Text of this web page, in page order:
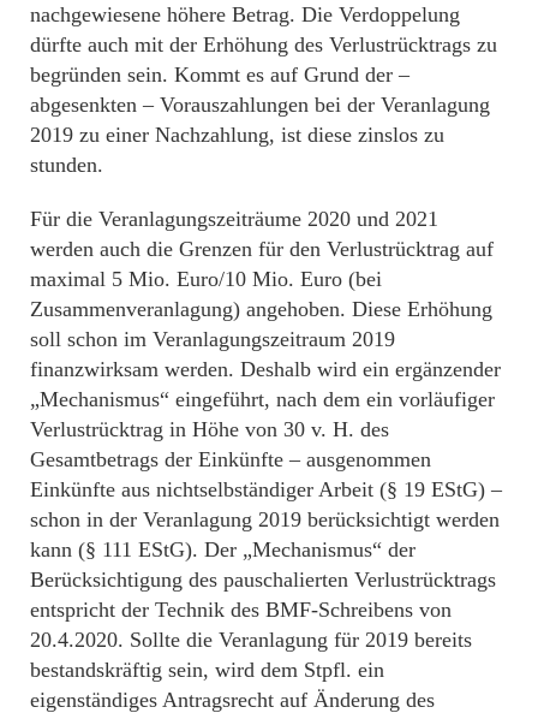
nachgewiesene höhere Betrag. Die Verdoppelung
dürfte auch mit der Erhöhung des Verlustrücktrags zu
begründen sein. Kommt es auf Grund der –
abgesenkten – Vorauszahlungen bei der Veranlagung
2019 zu einer Nachzahlung, ist diese zinslos zu
stunden.
Für die Veranlagungszeiträume 2020 und 2021
werden auch die Grenzen für den Verlustrücktrag auf
maximal 5 Mio. Euro/10 Mio. Euro (bei
Zusammenveranlagung) angehoben. Diese Erhöhung
soll schon im Veranlagungszeitraum 2019
finanzwirksam werden. Deshalb wird ein ergänzender
„Mechanismus“ eingeführt, nach dem ein vorläufiger
Verlustrücktrag in Höhe von 30 v. H. des
Gesamtbetrags der Einkünfte – ausgenommen
Einkünfte aus nichtselbständiger Arbeit (§ 19 EStG) –
schon in der Veranlagung 2019 berücksichtigt werden
kann (§ 111 EStG). Der „Mechanismus“ der
Berücksichtigung des pauschalierten Verlustrücktrags
entspricht der Technik des BMF-Schreibens von
20.4.2020. Sollte die Veranlagung für 2019 bereits
bestandskräftig sein, wird dem Stpfl. ein
eigenständiges Antragsrecht auf Änderung des